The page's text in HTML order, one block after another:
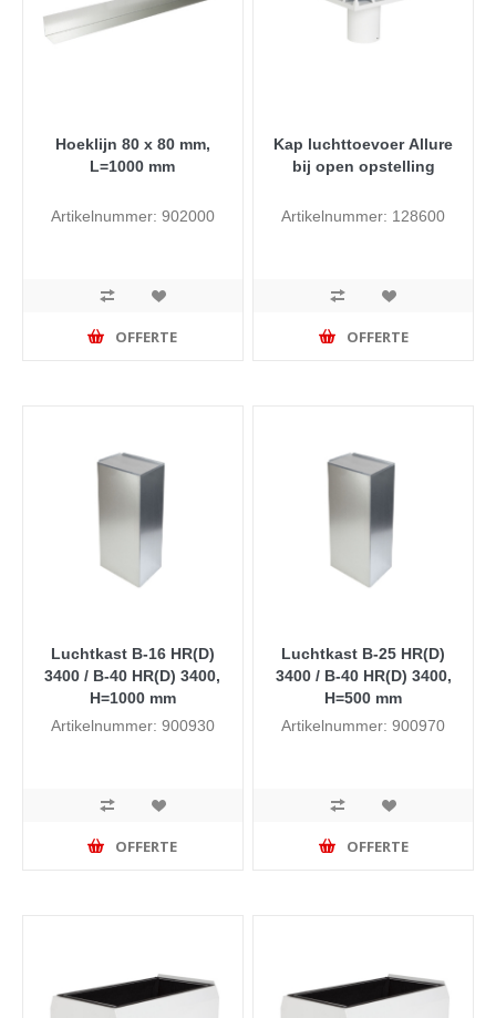
Hoeklijn 80 x 80 mm,
L=1000 mm
Artikelnummer: 902000
OFFERTE
Kap luchttoevoer Allure
bij open opstelling
Artikelnummer: 128600
OFFERTE
Luchtkast B-16 HR(D)
3400 / B-40 HR(D) 3400,
H=1000 mm
Artikelnummer: 900930
OFFERTE
Luchtkast B-25 HR(D)
3400 / B-40 HR(D) 3400,
H=500 mm
Artikelnummer: 900970
OFFERTE